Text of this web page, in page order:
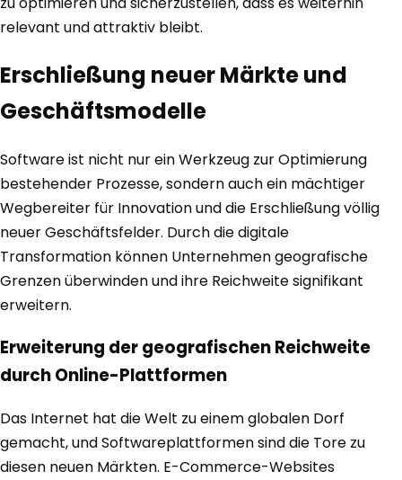
relevant und attraktiv bleibt.
Erschließung neuer Märkte und
Geschäftsmodelle
Software ist nicht nur ein Werkzeug zur Optimierung
bestehender Prozesse, sondern auch ein mächtiger
Wegbereiter für Innovation und die Erschließung völlig
neuer Geschäftsfelder. Durch die digitale
Transformation können Unternehmen geografische
Grenzen überwinden und ihre Reichweite signifikant
erweitern.
Erweiterung der geografischen Reichweite
durch Online-Plattformen
Das Internet hat die Welt zu einem globalen Dorf
gemacht, und Softwareplattformen sind die Tore zu
diesen neuen Märkten. E-Commerce-Websites